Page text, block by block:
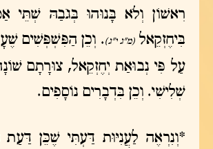
רִאשׁוֹן וְלֹא בָּנוּהוּ בְּגֹבַהּ שְׁתֵּי
בִּיחֶזְקֵאל(מ"ג י"ג). וְכֵן הַפִּשְׁפְּשִׁים
עַל פִּי נְבוּאַת יְחֶזְקֵאל, צוּרָתָם
שְׁלִישִׁי. וְכֵן בִּדְבָרִים נוֹסָפִים.
*וְנִרְאֶה לַעֲנִיּוּת דַּעְתִּי שֶׁכֵּן